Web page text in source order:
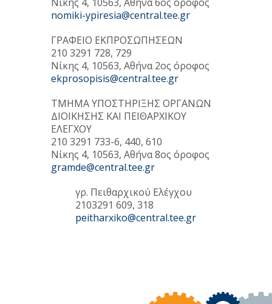
nomiki-ypiresia@central.tee.gr
ΓΡΑΦΕΙΟ ΕΚΠΡΟΣΩΠΗΣΕΩΝ
210 3291 728, 729
Νίκης 4, 10563, Αθήνα 2ος όροφος
ekprosopisis@central.tee.gr
ΤΜΗΜΑ ΥΠΟΣΤΗΡΙΞΗΣ ΟΡΓΑΝΩΝ
ΔΙΟΙΚΗΣΗΣ ΚΑΙ ΠΕΙΘΑΡΧΙΚΟΥ
ΕΛΕΓΧΟΥ
210 3291 733-6, 440, 610
Νίκης 4, 10563, Αθήνα 8ος όροφος
gramde@central.tee.gr
γρ. Πειθαρχικού Ελέγχου
2103291 609, 318
peitharxiko@central.tee.gr